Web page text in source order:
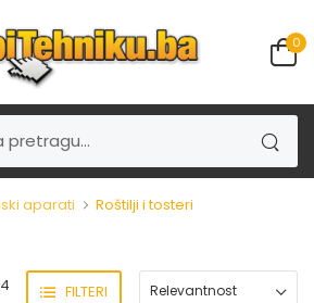
0
aparati Roštilji i tosteri
FILTERI